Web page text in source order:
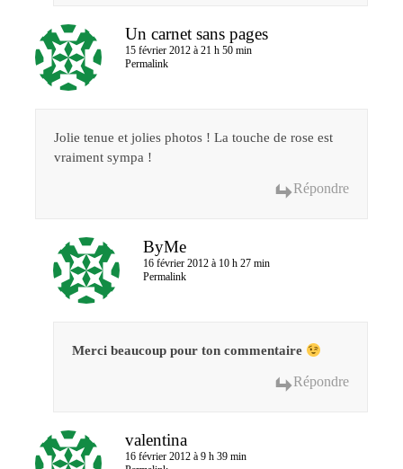
Un carnet sans pages
15 février 2012 à 21 h 50 min
Permalink
Jolie tenue et jolies photos ! La touche de rose est
vraiment sympa !
Répondre
ByMe
16 février 2012 à 10 h 27 min
Permalink
Merci beaucoup pour ton commentaire
Répondre
valentina
16 février 2012 à 9 h 39 min